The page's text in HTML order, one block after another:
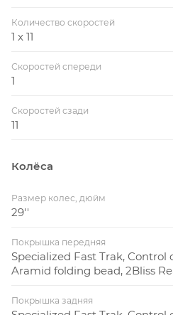
Количество скоростей
1 x 11
Скоростей спереди
1
Скоростей сзади
11
Колёса
Размер колес, дюйм
29''
Покрышка передняя
Specialized Fast Trak, Control
Aramid folding bead, 2Bliss
Покрышка задняя